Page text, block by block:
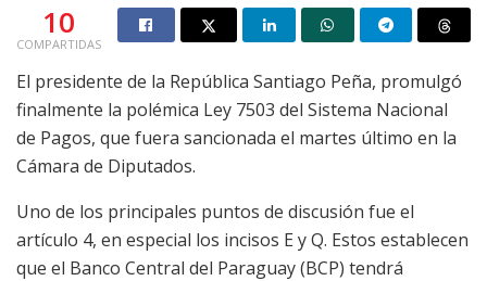
10
COMPARTIDAS
El presidente de la República Santiago Peña, promulgó
finalmente la polémica Ley 7503 del Sistema Nacional
de Pagos, que fuera sancionada el martes último en la
Cámara de Diputados.
Uno de los principales puntos de discusión fue el
artículo 4, en especial los incisos E y Q. Estos establecen
que el Banco Central del Paraguay (BCP) tendrá